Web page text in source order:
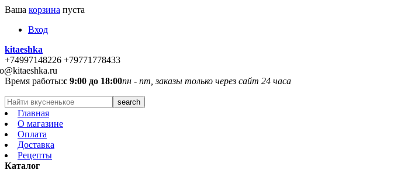
Ваша корзина пуста
Вход
kitaeshka
+74997148226 +79771778433
Время работы:с 9:00 до 18:00пн - пт, заказы только через сайт 24 часа
Главная
О магазине
Оплата
Доставка
Рецепты
Каталог